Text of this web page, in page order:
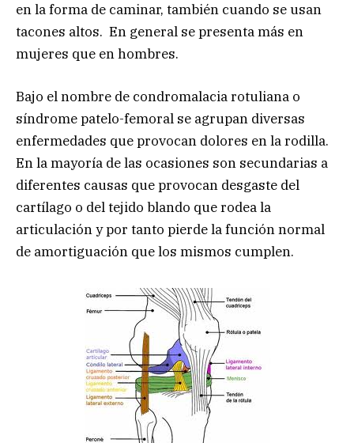
en la forma de caminar, también cuando se usan
tacones altos. En general se presenta más en
mujeres que en hombres.
Bajo el nombre de condromalacia rotuliana o
síndrome patelo-femoral se agrupan diversas
enfermedades que provocan dolores en la rodilla.
En la mayoría de las ocasiones son secundarias a
diferentes causas que provocan desgaste del
cartílago o del tejido blando que rodea la
articulación y por tanto pierde la función normal
de amortiguación que los mismos cumplen.